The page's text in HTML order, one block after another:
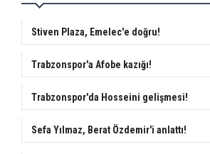
Stiven Plaza, Emelec'e doğru!
Trabzonspor'a Afobe kazığı!
Trabzonspor'da Hosseini gelişmesi!
Sefa Yılmaz, Berat Özdemir'i anlattı!